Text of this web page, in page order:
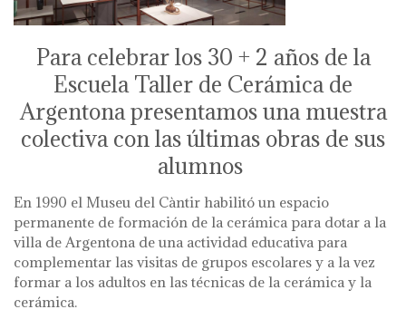
Para celebrar los 30 + 2 años de la
Escuela Taller de Cerámica de
Argentona presentamos una muestra
colectiva con las últimas obras de sus
alumnos
En 1990 el Museu del Càntir habilitó un espacio
permanente de formación de la cerámica para dotar a la
villa de Argentona de una actividad educativa para
complementar las visitas de grupos escolares y a la vez
formar a los adultos en las técnicas de la cerámica y la
cerámica.